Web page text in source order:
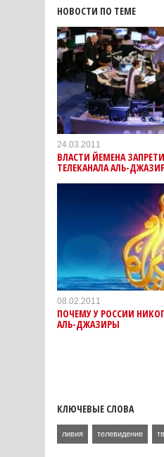
НОВОСТИ ПО ТЕМЕ
24.03.2011
ВЛАСТИ ЙЕМЕНА
ТЕЛЕКАНАЛА АЛЬ-
08.02.2011
ПОЧЕМУ У РОССИИ
АЛЬ-ДЖАЗИРЫ
КЛЮЧЕВЫЕ СЛОВА
ливия телевидение тв